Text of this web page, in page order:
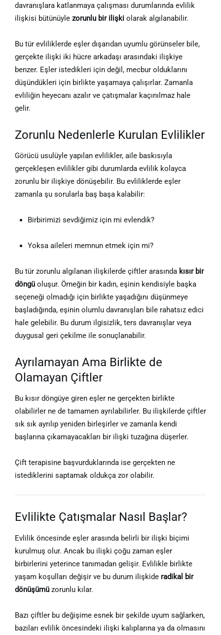
davranışlara katlanmaya çalışması durumlarında evlilik
ilişkisi bütünüyle zorunlu bir ilişki olarak algılanabilir.
Bu tür evliliklerde eşler dışarıdan uyumlu görünseler bile,
gerçekte ilişki iki hücre arkadaşı arasındaki ilişkiye
benzer. Eşler istedikleri için değil, mecbur olduklarını
düşündükleri için birlikte yaşamaya çalışırlar. Zamanla
evliliğin heyecanı azalır ve çatışmalar kaçınılmaz hale
gelir.
Zorunlu Nedenlerle Kurulan Evlilikler
Görücü usulüyle yapılan evlilikler, aile baskısıyla
gerçekleşen evlilikler gibi durumlarda evlilik kolayca
zorunlu bir ilişkiye dönüşebilir. Bu evliliklerde eşler
zamanla şu sorularla baş başa kalabilir:
Birbirimizi sevdiğimiz için mi evlendik?
Yoksa aileleri memnun etmek için mi?
Bu tür zorunlu algılanan ilişkilerde çiftler arasında kısır bir
döngü oluşur. Örneğin bir kadın, eşinin kendisiyle başka
seçeneği olmadığı için birlikte yaşadığını düşünmeye
başladığında, eşinin olumlu davranışları bile rahatsız edici
hale gelebilir. Bu durum ilgisizlik, ters davranışlar veya
duygusal geri çekilme ile sonuçlanabilir.
Ayrılamayan Ama Birlikte de
Olamayan Çiftler
Bu kısır döngüye giren eşler ne gerçekten birlikte
olabilirler ne de tamamen ayrılabilirler. Bu ilişkilerde çiftler
sık sık ayrılıp yeniden birleşirler ve zamanla kendi
başlarına çıkamayacakları bir ilişki tuzağına düşerler.
Çift terapisine başvurduklarında ise gerçekten ne
istediklerini saptamak oldukça zor olabilir.
Evlilikte Çatışmalar Nasıl Başlar?
Evlilik öncesinde eşler arasında belirli bir ilişki biçimi
kurulmuş olur. Ancak bu ilişki çoğu zaman eşler
birbirlerini yeterince tanımadan gelişir. Evlilikle birlikte
yaşam koşulları değişir ve bu durum ilişkide radikal bir
dönüşümü zorunlu kılar.
Bazı çiftler bu değişime esnek bir şekilde uyum sağlarken,
bazıları evlilik öncesindeki ilişki kalıplarına ya da olmasını